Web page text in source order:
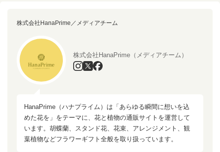
株式会社HanaPrime／メディアチーム
株式会社HanaPrime（メディアチーム）
HanaPrime（ハナプライム）は「あらゆる瞬間に想いを込
めた花を」をテーマに、花と植物の通販サイトを運営して
います。胡蝶蘭、スタンド花、花束、アレンジメント、観
葉植物などフラワーギフト全般を取り扱っています。